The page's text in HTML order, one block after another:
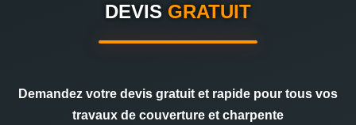
DEVIS GRATUIT
Demandez votre devis gratuit et rapide pour tous vos
travaux de couverture et charpente